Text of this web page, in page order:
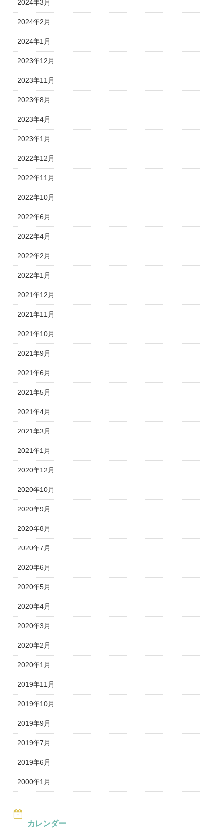
2024年3月
2024年2月
2024年1月
2023年12月
2023年11月
2023年8月
2023年4月
2023年1月
2022年12月
2022年11月
2022年10月
2022年6月
2022年4月
2022年2月
2022年1月
2021年12月
2021年11月
2021年10月
2021年9月
2021年6月
2021年5月
2021年4月
2021年3月
2021年1月
2020年12月
2020年10月
2020年9月
2020年8月
2020年7月
2020年6月
2020年5月
2020年4月
2020年3月
2020年2月
2020年1月
2019年11月
2019年10月
2019年9月
2019年7月
2019年6月
2000年1月
カレンダー